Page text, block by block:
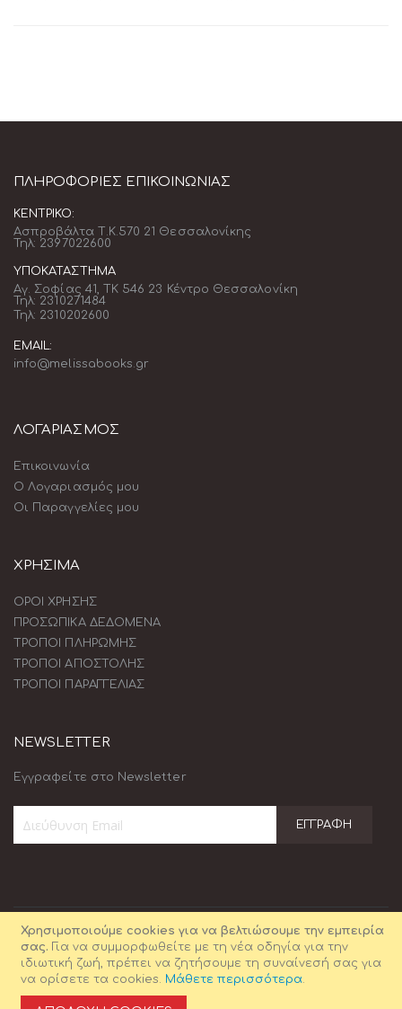
Χρησιμοποιούμε cookies για να βελτιώσουμε την εμπειρία
σας.
Για να συμμορφωθείτε με τη νέα οδηγία για την
ιδιωτική ζωή, πρέπει να ζητήσουμε τη συναίνεσή σας για
να ορίσετε τα cookies. Μάθετε περισσότερα.
ΠΛΗΡΟΦΟΡΊΕΣ ΕΠΙΚΟΙΝΩΝΊΑΣ
ΚΕΝΤΡΙΚΌ:
Ασπροβάλτα Τ.Κ.570 21 Θεσσαλονίκης
Τηλ: 2397022600
ΥΠΟΚΑΤΆΣΤΗΜΑ
Αγ. Σοφίας 41, ΤΚ 546 23 Κέντρο Θεσσαλονίκη
Τηλ: 2310271484
Τηλ: 2310202600
EMAIL:
info@melissabooks.gr
ΛΟΓΑΡΙΑΣΜΟΣ
Επικοινωνία
Ο Λογαριασμός μου
Οι Παραγγελίες μου
ΧΡΗΣΙΜΑ
ΟΡΟΙ ΧΡΗΣΗΣ
ΠΡΟΣΩΠΙΚΑ ΔΕΔΟΜΕΝΑ
ΤΡΟΠΟΙ ΠΛΗΡΩΜΗΣ
ΤΡΟΠΟΙ ΑΠΟΣΤΟΛΗΣ
ΤΡΟΠΟΙ ΠΑΡΑΓΓΕΛΙΑΣ
NEWSLETTER
Εγγραφείτε στο Newsletter
Δελτίο:
ΕΓΓΡΑΦΉ
© Γραφικές Τέχνες ΜΕΛΙΣΣΑ. 2021. All Rights Reserved.